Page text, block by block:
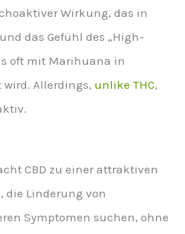
Wirkung, das in
das Gefühl des „High-
oft mit Marihuana in
Allerdings, unlike THC,
CBD zu einer attraktiven
die Linderung von
Symptomen suchen, ohne